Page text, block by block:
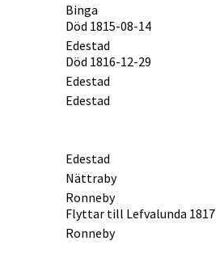
Binga
Död 1815-08-14
Edestad
Död 1816-12-29
Edestad
Edestad
Edestad
Nättraby
Ronneby
Flyttar till Lefvalunda 1817
Ronneby